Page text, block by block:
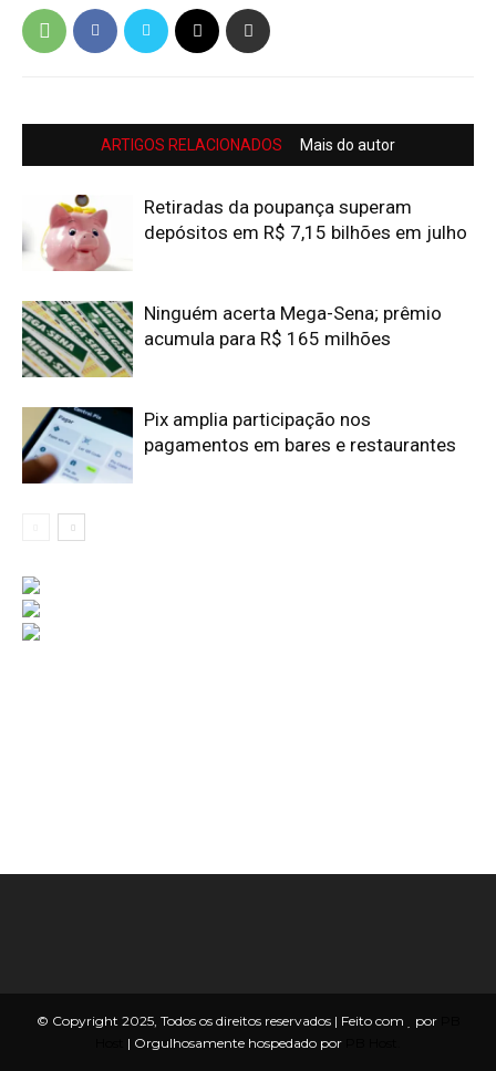
ARTIGOS RELACIONADOS Mais do autor
Retiradas da poupança superam
depósitos em R$ 7,15 bilhões em julho
Ninguém acerta Mega-Sena; prêmio
acumula para R$ 165 milhões
Pix amplia participação nos
pagamentos em bares e restaurantes
© Copyright 2025, Todos os direitos reservados | Feito com por
| Orgulhosamente hospedado por